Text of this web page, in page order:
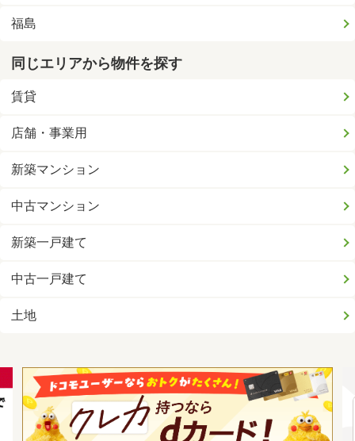
福島
同じエリアから物件を探す
賃貸
店舗・事業用
新築マンション
中古マンション
新築一戸建て
中古一戸建て
土地